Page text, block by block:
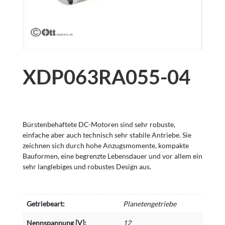
XDP063RA055-04
Bürstenbehaftete DC-Motoren sind sehr robuste,
einfache aber auch technisch sehr stabile Antriebe. Sie
zeichnen sich durch hohe Anzugsmomente, kompakte
Bauformen, eine begrenzte Lebensdauer und vor allem ein
sehr langlebiges und robustes Design aus.
Getriebeart: Planetengetriebe
Nennspannung [V]: 12